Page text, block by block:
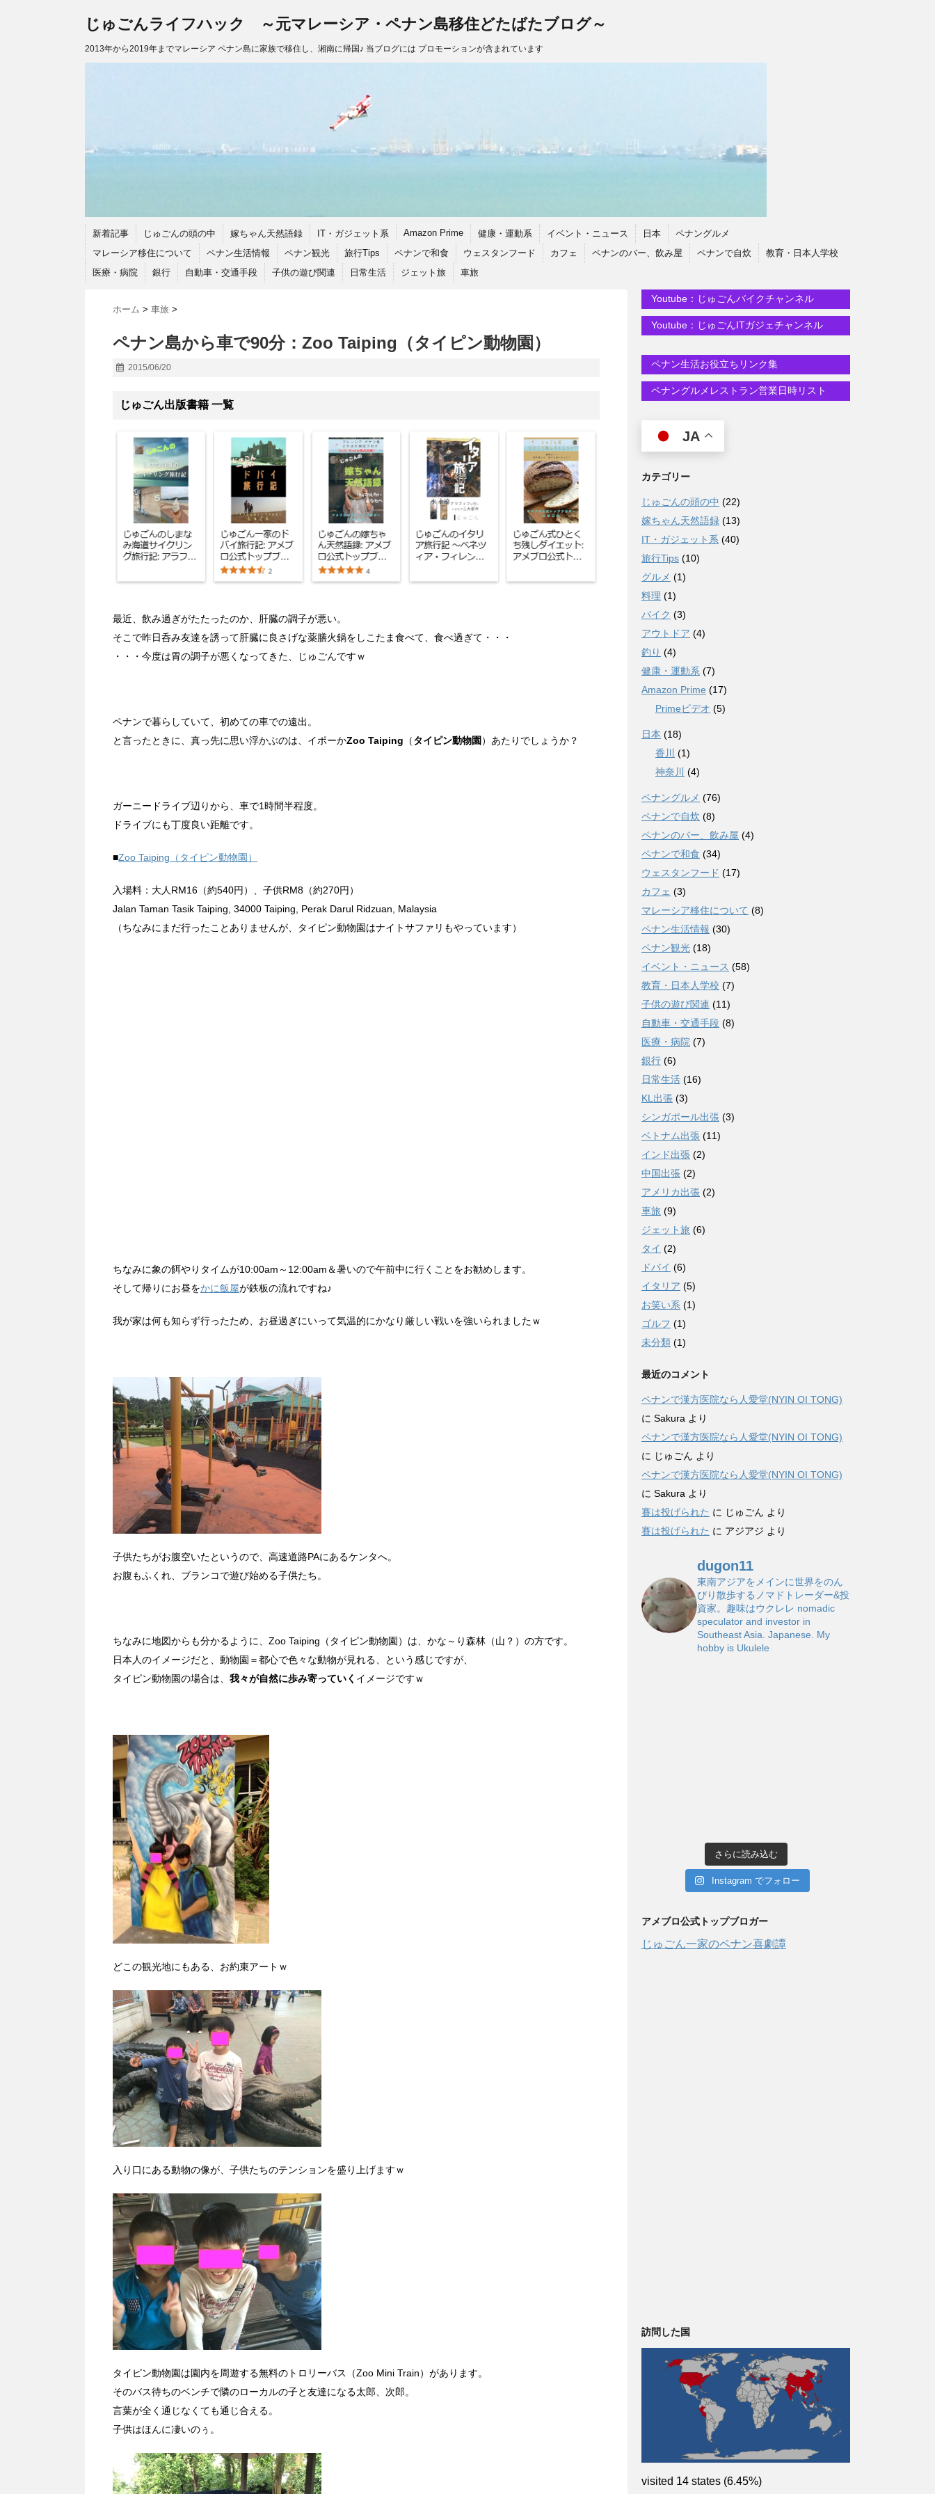
じゅごんライフハック ～元マレーシア・ペナン島移住どたばたブログ～
2013年から2019年までマレーシア ペナン島に家族で移住し、湘南に帰国♪ 当ブログには プロモーションが含まれています
新着記事 じゅごんの頭の中 嫁ちゃん天然語録 IT・ガジェット系 Amazon Prime 健康・運動系 イベント・ニュース 日本
ペナングルメ
マレーシア移住について
ペナン生活情報 ペナン観光 旅行Tips ペナンで和食 ウェスタンフード カフェ ペナンのバー、飲み屋 ペナンで自炊
教育・日本人学校
医療・病院
銀行 自動車・交通手段 子供の遊び関連 日常生活 ジェット旅 車旅
ホーム > 車旅 >
ペナン島から車で90分：Zoo Taiping（タイピン動物園）
2015/06/20
じゅごん出版書籍 一覧
最近、飲み過ぎがたたったのか、肝臓の調子が悪い。
そこで昨日呑み友達を誘って肝臓に良さげな薬膳火鍋をしこたま食べて、食べ過ぎて・・・
・・・今度は胃の調子が悪くなってきた、じゅごんですｗ
ペナンで暮らしていて、初めての車での遠出。
と言ったときに、真っ先に思い浮かぶのは、イポーかZoo Taiping （タイピン動物園 ）あたりでしょうか？
ガーニードライブ辺りから、車で1時間半程度。
ドライブにも丁度良い距離です。
■Zoo Taiping（タイピン動物園）
入場料：大人RM16（約540円）、子供RM8（約270円）
Jalan Taman Tasik Taiping, 34000 Taiping, Perak Darul Ridzuan, Malaysia
（ちなみにまだ行ったことありませんが、タイピン動物園はナイトサファリもやっています）
ちなみに象の餌やりタイムが10:00am～12:00am＆暑いので午前中に行くことをお勧めします。
そして帰りにお昼をかに飯屋が鉄板の流れですね♪
我が家は何も知らず行ったため、お昼過ぎにいって気温的にかなり厳しい戦いを強いられましたｗ
子供たちがお腹空いたというので、高速道路PAにあるケンタへ。
お腹もふくれ、ブランコで遊び始める子供たち。
ちなみに地図からも分かるように、Zoo Taiping（タイピン動物園）は、かな～り森林（山？）の方です。
日本人のイメージだと、動物園＝都心で色々な動物が見れる、という感じですが、
タイピン動物園の場合は、 我々が自然に歩み寄っていく イメージですｗ
どこの観光地にもある、お約束アートｗ
入り口にある動物の像が、子供たちのテンションを盛り上げますｗ
タイピン動物園は園内を周遊する無料のトロリーバス（Zoo Mini Train）があります。
そのバス待ちのベンチで隣のローカルの子と友達になる太郎、次郎。
言葉が全く通じなくても通じ合える。
子供はほんに凄いのぅ。
Youtube：じゅごんバイクチャンネル
Youtube：じゅごんITガジェチャンネル
ペナン生活お役立ちリンク集
ペナングルメレストラン営業日時リスト
JA
カテゴリー
じゅごんの頭の中 (22)
嫁ちゃん天然語録 (13)
IT・ガジェット系 (40)
旅行Tips (10)
グルメ (1)
料理 (1)
バイク (3)
アウトドア (4)
釣り (4)
健康・運動系 (7)
Amazon Prime (17)
Primeビデオ (5)
日本 (18)
香川
(1)
神奈川
(4)
ペナングルメ (76)
ペナンで自炊 (8)
ペナンのバー、飲み屋 (4)
ペナンで和食 (34)
ウェスタンフード (17)
カフェ (3)
マレーシア移住について (8)
ペナン生活情報 (30)
ペナン観光 (18)
イベント・ニュース (58)
教育・日本人学校 (7)
子供の遊び関連 (11)
自動車・交通手段 (8)
医療・病院 (7)
銀行 (6)
日常生活 (16)
KL出張 (3)
シンガポール出張 (3)
ベトナム出張 (11)
インド出張 (2)
中国出張 (2)
アメリカ出張 (2)
車旅 (9)
ジェット旅 (6)
タイ (2)
ドバイ (6)
イタリア (5)
お笑い系 (1)
ゴルフ (1)
未分類 (1)
最近のコメント
ペナンで漢方医院なら人愛堂(NYIN OI TONG)
に Sakura より
ペナンで漢方医院なら人愛堂(NYIN OI TONG)
に じゅごん より
ペナンで漢方医院なら人愛堂(NYIN OI TONG)
に Sakura より
賽は投げられた に じゅごん より
賽は投げられた に アジアジ より
dugon11
東南アジアをメインに世界をのん
びり散歩するノマドトレーダー&投
資家。趣味はウクレレ nomadic
speculator and investor in
Southeast Asia. Japanese. My
hobby is Ukulele
さらに読み込む
Instagram でフォロー
アメブロ公式トップブロガー
じゅごん一家のペナン喜劇譚
訪問した国
visited 14 states (6.45%)